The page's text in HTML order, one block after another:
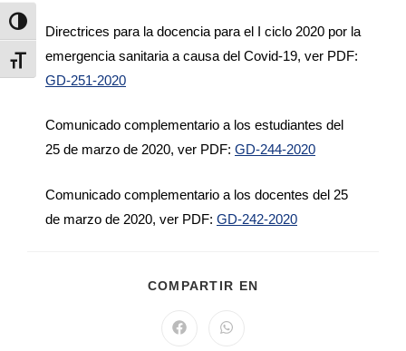
Alternar alto contraste
Alternar tamaño de letra
Directrices para la docencia para el I ciclo 2020 por la
emergencia sanitaria a causa del Covid-19, ver PDF:
GD-251-2020
Comunicado complementario a los estudiantes del
25 de marzo de 2020, ver PDF: GD-244-2020
Comunicado complementario a los docentes del 25
de marzo de 2020, ver PDF: GD-242-2020
COMPARTIR EN